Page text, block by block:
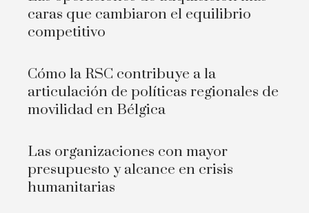
caras que cambiaron el equilibrio
competitivo
Cómo la RSC contribuye a la
articulación de políticas regionales de
movilidad en Bélgica
Las organizaciones con mayor
presupuesto y alcance en crisis
humanitarias